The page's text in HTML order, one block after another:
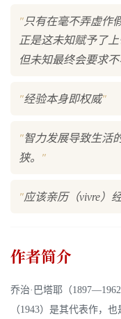
"只有在毫不弄虚作
正是这未知赋予了
但未知最终会要求不
"经验本身即权威"
"智力发展导致生活
狭。
"
"应该亲历（vivre）
作者简介
乔治·巴塔耶（
（1943）是其代表作，